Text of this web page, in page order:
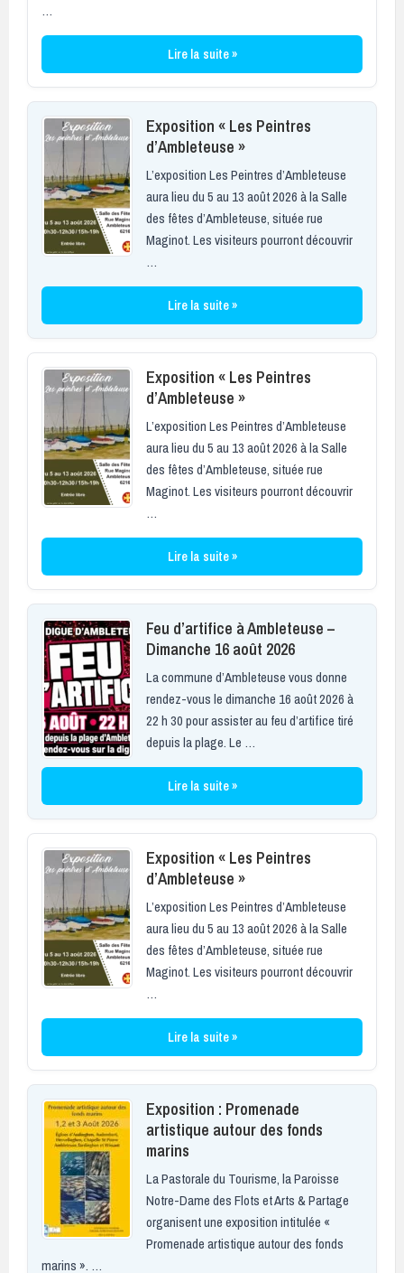
…
Lire la suite »
Exposition « Les Peintres
d’Ambleteuse »
L’exposition Les Peintres d’Ambleteuse
aura lieu du 5 au 13 août 2026 à la Salle
des fêtes d’Ambleteuse, située rue
Maginot. Les visiteurs pourront découvrir
…
Lire la suite »
Exposition « Les Peintres
d’Ambleteuse »
L’exposition Les Peintres d’Ambleteuse
aura lieu du 5 au 13 août 2026 à la Salle
des fêtes d’Ambleteuse, située rue
Maginot. Les visiteurs pourront découvrir
…
Lire la suite »
Feu d’artifice à Ambleteuse –
Dimanche 16 août 2026
La commune d’Ambleteuse vous donne
rendez-vous le dimanche 16 août 2026 à
22 h 30 pour assister au feu d’artifice tiré
depuis la plage. Le …
Lire la suite »
Exposition « Les Peintres
d’Ambleteuse »
L’exposition Les Peintres d’Ambleteuse
aura lieu du 5 au 13 août 2026 à la Salle
des fêtes d’Ambleteuse, située rue
Maginot. Les visiteurs pourront découvrir
…
Lire la suite »
Exposition : Promenade
artistique autour des fonds
marins
La Pastorale du Tourisme, la Paroisse
Notre-Dame des Flots et Arts & Partage
organisent une exposition intitulée «
Promenade artistique autour des fonds
marins ». …